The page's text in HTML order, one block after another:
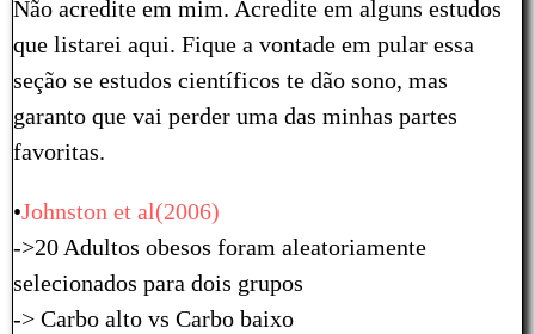
Não acredite em mim. Acredite em alguns estudos
que listarei aqui. Fique a vontade em pular essa
seção se estudos científicos te dão sono, mas
garanto que vai perder uma das minhas partes
favoritas.
•Johnston et al(2006)
->20 Adultos obesos foram aleatoriamente
selecionados para dois grupos
-> Carbo alto vs Carbo baixo